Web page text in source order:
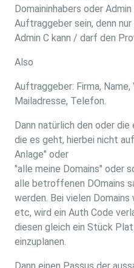
Domaininhabers oder
Auftraggeber sein, denn
Admin C kann / darf den
Also
Auftraggeber: Firma,
Mailadresse, Telefon.
Dann natürlich den oder die
die es geht, hierbei nicht
Anlage" oder
"alle meine Domains" oder
alle betroffenen DOmains
werden. Bei vielen
etc, wird ein Auth Code
diesen gleich ein Stück
einzuplanen.